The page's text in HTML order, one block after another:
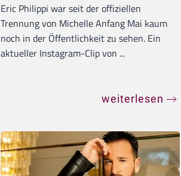
Eric Philippi war seit der offiziellen
Trennung von Michelle Anfang Mai kaum
noch in der Öffentlichkeit zu sehen. Ein
aktueller Instagram-Clip von ...
weiterlesen